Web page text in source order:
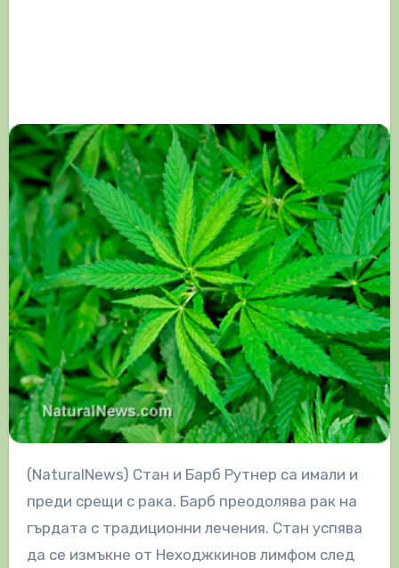
(NaturalNews) Стан и Барб Рутнер са имали и
преди срещи с рака. Барб преодолява рак на
гърдата с традиционни лечения. Стан успява
да се измъкне от Неходжкинов лимфом след